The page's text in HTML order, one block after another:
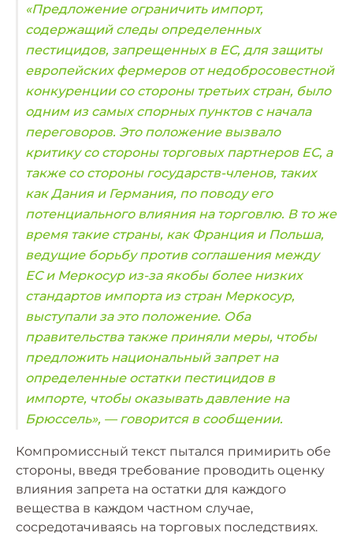
«Предложение ограничить импорт,
содержащий следы определенных
пестицидов, запрещенных в ЕС, для защиты
европейских фермеров от недобросовестной
конкуренции со стороны третьих стран, было
одним из самых спорных пунктов с начала
переговоров. Это положение вызвало
критику со стороны торговых партнеров ЕС, а
также со стороны государств-членов, таких
как Дания и Германия, по поводу его
потенциального влияния на торговлю. В то же
время такие страны, как Франция и Польша,
ведущие борьбу против соглашения между
ЕС и Меркосур из-за якобы более низких
стандартов импорта из стран Меркосур,
выступали за это положение. Оба
правительства также приняли меры, чтобы
предложить национальный запрет на
определенные остатки пестицидов в
импорте, чтобы оказывать давление на
Брюссель», — говорится в сообщении.
Компромиссный текст пытался примирить обе
стороны, введя требование проводить оценку
влияния запрета на остатки для каждого
вещества в каждом частном случае,
сосредотачиваясь на торговых последствиях.